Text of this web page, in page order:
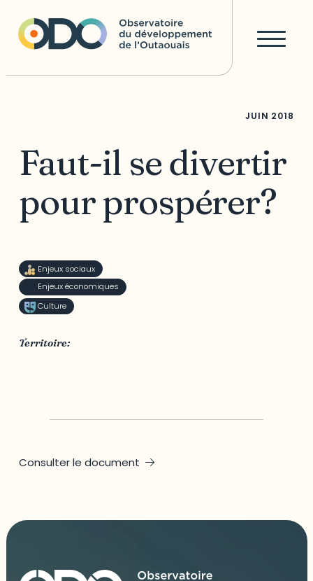
JUIN 2018
Faut-il se divertir
pour prospérer?
Enjeux sociaux
Enjeux économiques
Culture
Territoire:
Consulter le document